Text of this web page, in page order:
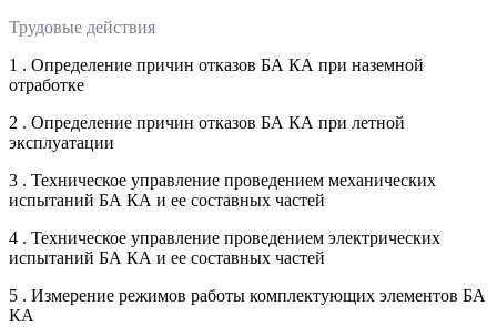
Трудовые действия
1 . Определение причин отказов БА КА при наземной
отработке
2 . Определение причин отказов БА КА при летной
эксплуатации
3 . Техническое управление проведением механических
испытаний БА КА и ее составных частей
4 . Техническое управление проведением электрических
испытаний БА КА и ее составных частей
5 . Измерение режимов работы комплектующих элементов БА
КА